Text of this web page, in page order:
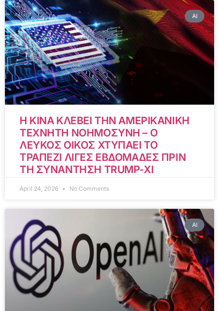
AI
Η ΚΙΝΑ ΚΛΕΒΕΙ ΤΗΝ ΑΜΕΡΙΚΑΝΙΚΗ
ΤΕΧΝΗΤΗ ΝΟΗΜΟΣΥΝΗ – Ο
ΛΕΥΚΟΣ ΟΙΚΟΣ ΧΤΥΠΑΕΙ ΤΟ
ΤΡΑΠΕΖΙ ΛΙΓΕΣ ΕΒΔΟΜΑΔΕΣ ΠΡΙΝ
ΤΗ ΣΥΝΑΝΤΗΣΗ TRUMP-XI
April 24, 2026 No Comments
AI